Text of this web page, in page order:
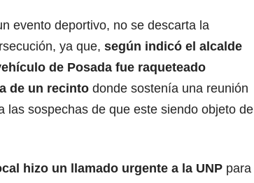
evento deportivo, no se descarta la
ya que, según indicó el alcalde
de Posada fue raqueteado
de un recinto donde sostenía una reunión
las sospechas de que este siendo objeto de
hizo un llamado urgente a la UNP para